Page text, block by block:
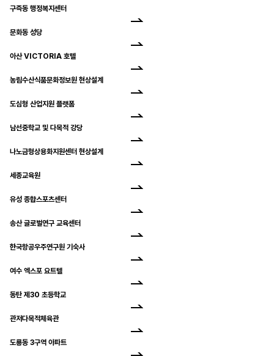
구즉동 행정복지센터
문화동 성당
아산 VICTORIA 호텔
농림수산식품문화정보원 현상설계
도심형 산업지원 플랫폼
남선중학교 및 다목적 강당
나노금형상용화지원센터 현상설계
세종교육원
유성 종합스포츠센터
송산 글로벌연구 교육센터
한국항공우주연구원 기숙사
여수 엑스포 요트텔
동탄 제30 초등학교
관저다목적체육관
도룡동 3구역 아파트